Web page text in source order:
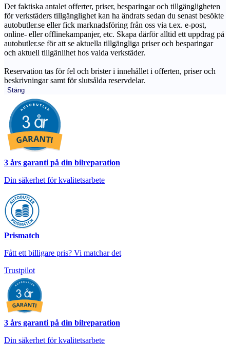
Det faktiska antalet offerter, priser, besparingar och tillgängligheten
för verkstäders tillgänglighet kan ha ändrats sedan du senast besökte
autobutler.se eller fick marknadsföring från oss via t.ex. e-post,
online- eller offlinekampanjer, etc. Skapa därför alltid ett uppdrag på
autobutler.se för att se aktuella tillgängliga priser och besparingar
och aktuell tillgänlihet hos valda verkstäder.
Reservation tas för fel och brister i innehållet i offerten, priser och
beskrivningar samt för slutsålda reservdelar.
Stäng
3 års garanti på din bilreparation
Din säkerhet för kvalitetsarbete
Prismatch
Fått ett billigare pris? Vi matchar det
Trustpilot
3 års garanti på din bilreparation
Din säkerhet för kvalitetsarbete